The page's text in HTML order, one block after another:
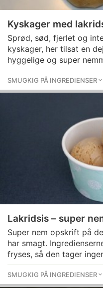
Kyskager med
Sprød, sød, fjerlet og
kyskager, her tilsat en
hyggelige og super
SMUGKIG PÅ INGREDIENSER
Lakridsis – super
Super nem opskrift på
har smagt.
fryses, så den tager
SMUGKIG PÅ INGREDIENSER